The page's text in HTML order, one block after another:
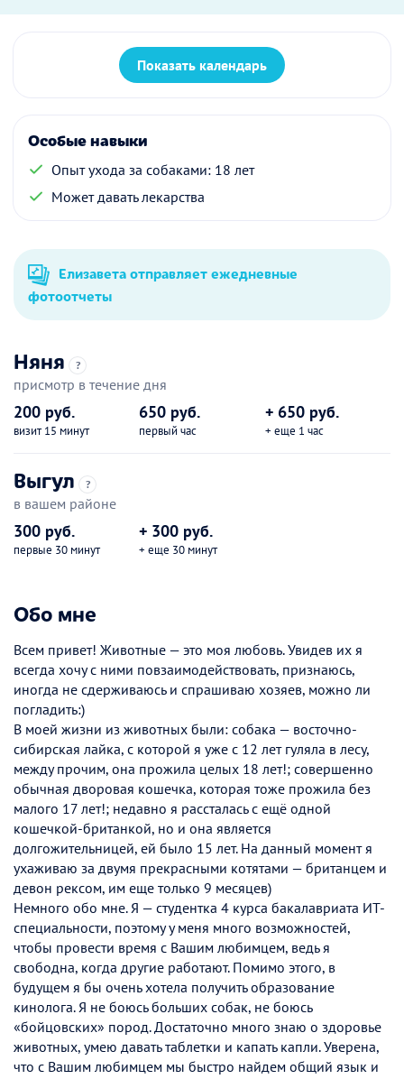
Показать календарь
Особые навыки
Опыт ухода за собаками: 18 лет
Может давать лекарства
Елизавета отправляет ежедневные
фотоотчеты
Няня ?
присмотр в течение дня
200 руб.
визит 15 минут
650 руб.
первый час
+ 650 руб.
+ еще 1 час
Выгул ?
в вашем районе
300 руб.
первые 30 минут
+ 300 руб.
+ еще 30 минут
Обо мне
Всем привет! Животные — это моя любовь. Увидев их я
всегда хочу с ними повзаимодействовать, признаюсь,
иногда не сдерживаюсь и спрашиваю хозяев, можно ли
погладить:)
В моей жизни из животных были: собака — восточно-
сибирская лайка, с которой я уже с 12 лет гуляла в лесу,
между прочим, она прожила целых 18 лет!; совершенно
обычная дворовая кошечка, которая тоже прожила без
малого 17 лет!; недавно я рассталась с ещё одной
кошечкой-британкой, но и она является
долгожительницей, ей было 15 лет. На данный момент я
ухаживаю за двумя прекрасными котятами — британцем и
девон рексом, им еще только 9 месяцев)
Немного обо мне. Я — студентка 4 курса бакалавриата ИТ-
специальности, поэтому у меня много возможностей,
чтобы провести время с Вашим любимцем, ведь я
свободна, когда другие работают. Помимо этого, в
будущем я бы очень хотела получить образование
кинолога. Я не боюсь больших собак, не боюсь
«бойцовских» пород. Достаточно много знаю о здоровье
животных, умею давать таблетки и капать капли. Уверена,
что с Вашим любимцем мы быстро найдем общий язык и